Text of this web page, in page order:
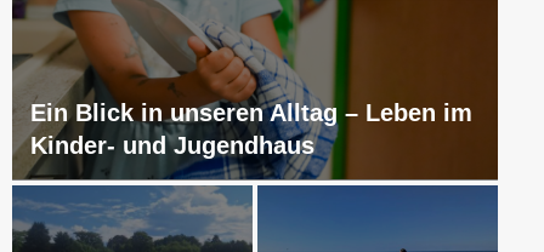
Ein Blick in unseren Alltag – Leben im
Kinder- und Jugendhaus